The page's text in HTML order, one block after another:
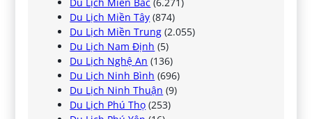
Du Lịch Miền Tây (874)
Du Lịch Miền Trung (2.055)
Du Lịch Nam Định (5)
Du Lịch Nghệ An (136)
Du Lịch Ninh Bình (696)
Du Lịch Ninh Thuận (9)
Du Lịch Phú Thọ (253)